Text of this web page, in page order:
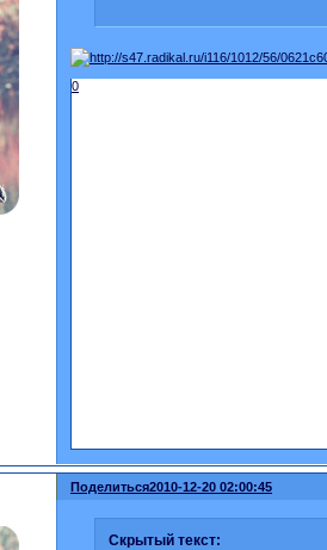
0
Поделиться2010-12-20 02:00:45
Скрытый текст: